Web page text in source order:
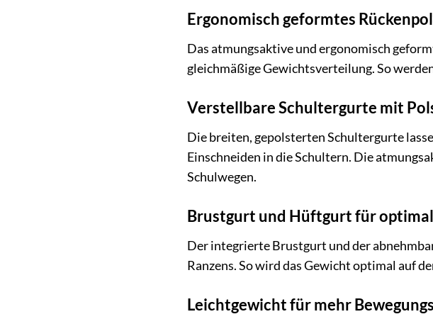
Ergonomisch geformtes
Das atmungsaktive und ergonomisch
gleichmäßige Gewichtsverteilung. So
Verstellbare Schultergurte mit
Die breiten, gepolsterten Schultergurte
Einschneiden in die Schultern. Die
Schulwegen.
Brustgurt und Hüftgurt für
Der integrierte Brustgurt und der
Ranzens. So wird das Gewicht optimal auf
Leichtgewicht für mehr